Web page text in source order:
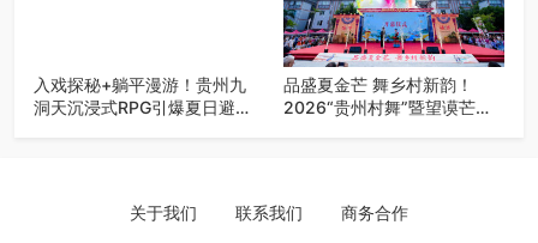
入戏探秘+躺平漫游！贵州九
洞天沉浸式RPG引爆夏日避暑
品盛夏金芒 舞乡村新韵！
2026“贵州村舞”暨望谟芒果
关于我们 联系我们 商务合作